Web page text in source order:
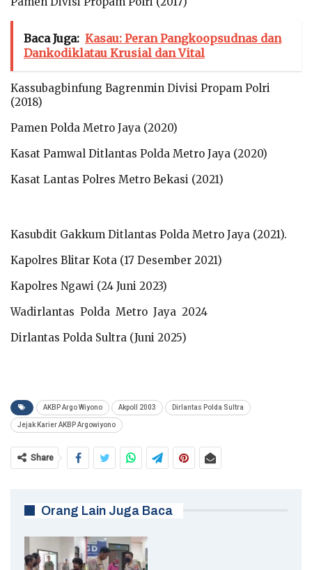
Baca Juga: Kasau: Peran Pangkoopsudnas dan
Dankodiklatau Krusial dan Vital
Kassubagbinfung Bagrenmin Divisi Propam Polri
(2018)
Pamen Polda Metro Jaya (2020)
Kasat Pamwal Ditlantas Polda Metro Jaya (2020)
Kasat Lantas Polres Metro Bekasi (2021)
Kasubdit Gakkum Ditlantas Polda Metro Jaya (2021).
Kapolres Blitar Kota (17 Desember 2021)
Kapolres Ngawi (24 Juni 2023)
Wadirlantas Polda Metro Jaya 2024
Dirlantas Polda Sultra (Juni 2025)
AKBP Argo Wiyono Akpoll 2003 Dirlantas Polda Sultra
Jejak Karier AKBP Argowiyono
Share
Orang Lain Juga Baca